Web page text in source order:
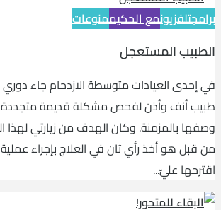
برامجتلفزيونمع الحكيممنوعات
الطبيب المستعجل
في إحدى العيادات متوسطة الازدحام جاء
طبيب أنف وأذن لفحص مشكلة قديمة
وصفها بالمزمنة. وكان الهدف من زيارتي لهذا
من قبل هو أخذ رأي ثان في العلاج بإجراء
اقترحها عليّ...